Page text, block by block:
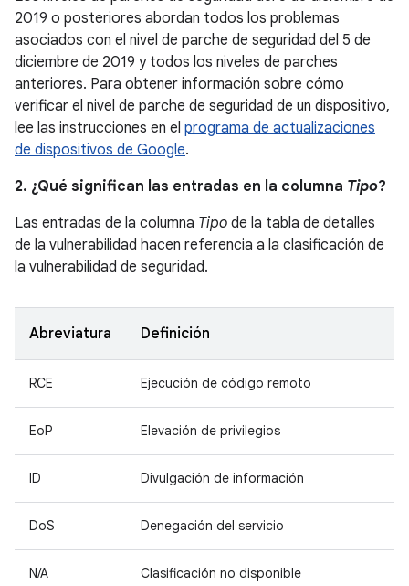
2019 o posteriores abordan todos los problemas
asociados con el nivel de parche de seguridad del 5 de
diciembre de 2019 y todos los niveles de parches
anteriores. Para obtener información sobre cómo
verificar el nivel de parche de seguridad de un dispositivo,
lee las instrucciones en el programa de actualizaciones
de dispositivos de Google.
2. ¿Qué significan las entradas en la columna Tipo?
Las entradas de la columna Tipo de la tabla de detalles
de la vulnerabilidad hacen referencia a la clasificación de
la vulnerabilidad de seguridad.
Abreviatura Definición
RCE Ejecución de código remoto
EoP Elevación de privilegios
ID Divulgación de información
DoS Denegación del servicio
N/A Clasificación no disponible